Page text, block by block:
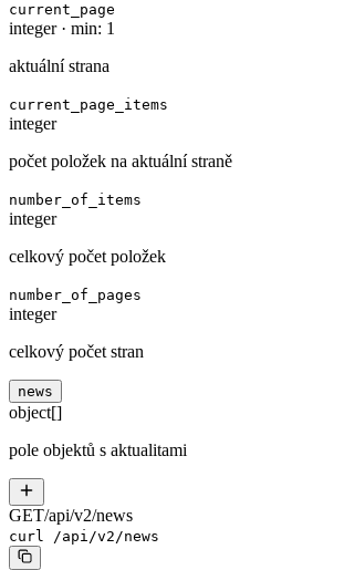
current_page
integer· min: 1
aktuální strana
current_page_items
integer
počet položek na aktuální straně
number_of_items
integer
celkový počet položek
number_of_pages
integer
celkový počet stran
news
object[]
pole objektů s aktualitami
GET/api/v2/news
curl /api/v2/news